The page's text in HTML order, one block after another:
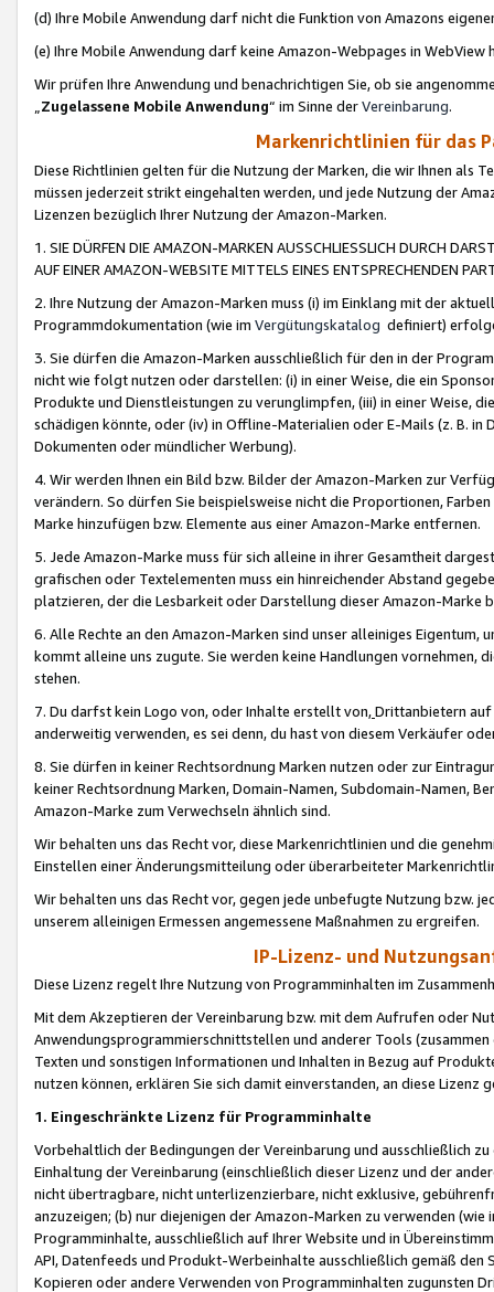
(d) Ihre Mobile Anwendung darf nicht die Funktion von Amazons
(e) Ihre Mobile Anwendung darf keine Amazon-Webpages in WebView
Wir prüfen Ihre Anwendung und benachrichtigen Sie, ob sie
„Zugelassene Mobile Anwendung“ im Sinne derVereinbarung.
Markenrichtlinien für das
Diese Richtlinien gelten für die Nutzung der Marken, die wir Ihnen als
müssen jederzeit strikt eingehalten werden, und jede Nutzung der
Lizenzen bezüglich Ihrer Nutzung der Amazon-Marken.
1. SIE DÜRFEN DIE AMAZON-MARKEN AUSSCHLIESSLICH DURCH
AUF EINER AMAZON-WEBSITE MITTELS EINES ENTSPRECHENDEN
2. Ihre Nutzung der Amazon-Marken muss (i) im Einklang mit der
Programmdokumentation (wie im Vergütungskatalog definiert)
3. Sie dürfen die Amazon-Marken ausschließlich für den in der
nicht wie folgt nutzen oder darstellen: (i) in einer Weise, die ein
Produkte und Dienstleistungen zu verunglimpfen, (iii) in einer Weise,
schädigen könnte, oder (iv) in Offline-Materialien oder E-Mails (z. B. in
Dokumenten oder mündlicher Werbung).
4. Wir werden Ihnen ein Bild bzw. Bilder der Amazon-Marken zur
verändern. So dürfen Sie beispielsweise nicht die Proportionen,
Marke hinzufügen bzw. Elemente aus einer Amazon-Marke entfernen.
5. Jede Amazon-Marke muss für sich alleine in ihrer Gesamtheit
grafischen oder Textelementen muss ein hinreichender Abstand
platzieren, der die Lesbarkeit oder Darstellung dieser Amazon-Marke
6. Alle Rechte an den Amazon-Marken sind unser alleiniges
kommt alleine uns zugute. Sie werden keine Handlungen vornehmen,
stehen.
7. Du darfst kein Logo von, oder Inhalte erstellt von,Drittanbietern auf
anderweitig verwenden, es sei denn, du hast von diesem Verkäufer
8. Sie dürfen in keiner Rechtsordnung Marken nutzen oder zur
keiner Rechtsordnung Marken, Domain-Namen, Subdomain-Namen,
Amazon-Marke zum Verwechseln ähnlich sind.
Wir behalten uns das Recht vor, diese Markenrichtlinien und die
Einstellen einer Änderungsmitteilung oder überarbeiteter
Wir behalten uns das Recht vor, gegen jede unbefugte Nutzung bzw.
unserem alleinigen Ermessen angemessene Maßnahmen zu ergreifen.
IP-Lizenz- und
Diese Lizenz regelt Ihre Nutzung von Programminhalten im
Mit dem Akzeptieren der Vereinbarung bzw. mit dem Aufrufen oder
Anwendungsprogrammierschnittstellen und anderer Tools (zusammen
Texten und sonstigen Informationen und Inhalten in Bezug auf
nutzen können, erklären Sie sich damit einverstanden, an diese Lizenz
1. Eingeschränkte Lizenz für Programminhalte
Vorbehaltlich der Bedingungen der Vereinbarung und ausschließlich
Einhaltung der Vereinbarung (einschließlich dieser Lizenz und der
nicht übertragbare, nicht unterlizenzierbare, nicht exklusive,
anzuzeigen; (b) nur diejenigen der Amazon-Marken zu verwenden
Programminhalte, ausschließlich auf Ihrer Website und in
API, Datenfeeds und Produkt-Werbeinhalte ausschließlich gemäß
Kopieren oder andere Verwenden von Programminhalten zugunsten